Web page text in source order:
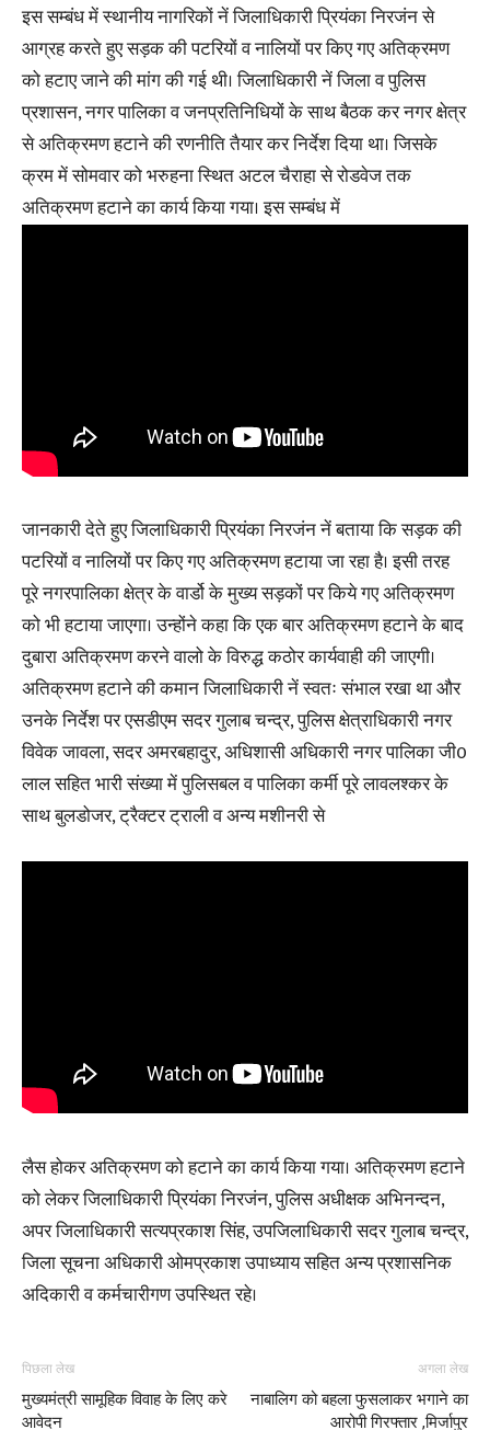
इस सम्बंध में स्थानीय नागरिकों नें जिलाधिकारी प्रियंका निरजंन से
आग्रह करते हुए सड़क की पटरियों व नालियों पर किए गए अतिक्रमण
को हटाए जाने की मांग की गई थी। जिलाधिकारी नें जिला व पुलिस
प्रशासन, नगर पालिका व जनप्रतिनिधियों के साथ बैठक कर नगर क्षेत्र
से अतिक्रमण हटाने की रणनीति तैयार कर निर्देश दिया था। जिसके
क्रम में सोमवार को भरुहना स्थित अटल चैराहा से रोडवेज तक
अतिक्रमण हटाने का कार्य किया गया। इस सम्बंध में
जानकारी देते हुए जिलाधिकारी प्रियंका निरजंन नें बताया कि सड़क की
पटरियों व नालियों पर किए गए अतिक्रमण हटाया जा रहा है। इसी तरह
पूरे नगरपालिका क्षेत्र के वार्डो के मुख्य सड़कों पर किये गए अतिक्रमण
को भी हटाया जाएगा। उन्होंने कहा कि एक बार अतिक्रमण हटाने के बाद
दुबारा अतिक्रमण करने वालो के विरुद्ध कठोर कार्यवाही की जाएगी।
अतिक्रमण हटाने की कमान जिलाधिकारी नें स्वतः संभाल रखा था और
उनके निर्देश पर एसडीएम सदर गुलाब चन्द्र, पुलिस क्षेत्राधिकारी नगर
विवेक जावला, सदर अमरबहादुर, अधिशासी अधिकारी नगर पालिका जी0
लाल सहित भारी संख्या में पुलिसबल व पालिका कर्मी पूरे लावलश्कर के
साथ बुलडोजर, ट्रैक्टर ट्राली व अन्य मशीनरी से
लैस होकर अतिक्रमण को हटाने का कार्य किया गया। अतिक्रमण हटाने
को लेकर जिलाधिकारी प्रियंका निरजंन, पुलिस अधीक्षक अभिनन्दन,
अपर जिलाधिकारी सत्यप्रकाश सिंह, उपजिलाधिकारी सदर गुलाब चन्द्र,
जिला सूचना अधिकारी ओमप्रकाश उपाध्याय सहित अन्य प्रशासनिक
अदिकारी व कर्मचारीगण उपस्थित रहे।
पिछला लेख
मुख्यमंत्री सामूहिक विवाह के लिए करे
आवेदन
अगला लेख
नाबालिग को बहला फुसलाकर भगाने का
आरोपी गिरफ्तार ,मिर्जापुर